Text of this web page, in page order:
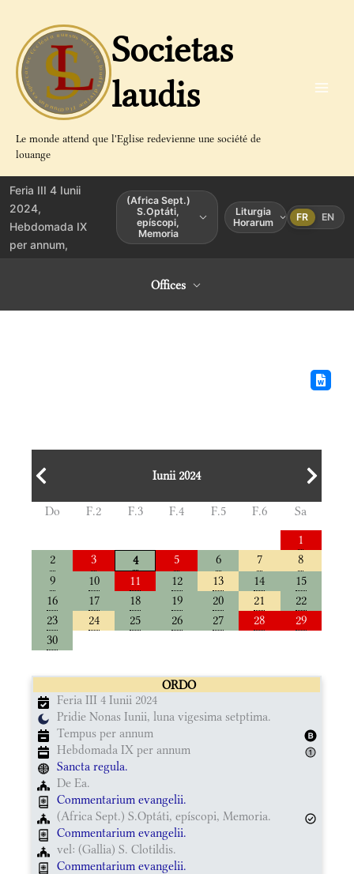
contenu
Societas
laudis
Le monde attend que l'Eglise redevienne une société de
louange
Feria III 4 Iunii
2024,
Hebdomada IX
per annum,
(Africa Sept.)
S.Optáti,
epíscopi,
Memoria
Liturgia
Horarum
FR EN
Offices
Iunii 2024
Do F.2 F.3 F.4 F.5 F.6
Sa
1
2
3 4 5 6 7
8
9
10 11 12 13 14
15
16
17 18 19 20 21
22
23
24 25 26 27 28
29
30
ORDO
Feria III 4 Iunii 2024
Pridie Nonas Iunii, luna vigesima setptima.
Tempus per annum
Hebdomada IX per annum
Sancta regula.
De Ea.
Commentarium evangelii.
(Africa Sept.) S.Optáti, epíscopi, Memoria.
Commentarium evangelii.
vel: (Gallia) S. Clotildis.
Commentarium evangelii.